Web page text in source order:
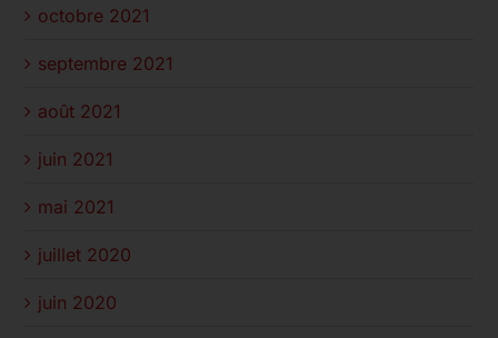
octobre 2021
septembre 2021
août 2021
juin 2021
mai 2021
juillet 2020
juin 2020